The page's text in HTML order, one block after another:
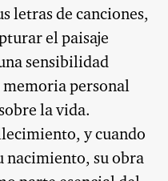
letras de canciones,
el paisaje
sensibilidad
personal
la vida.
y cuando
nacimiento, su obra